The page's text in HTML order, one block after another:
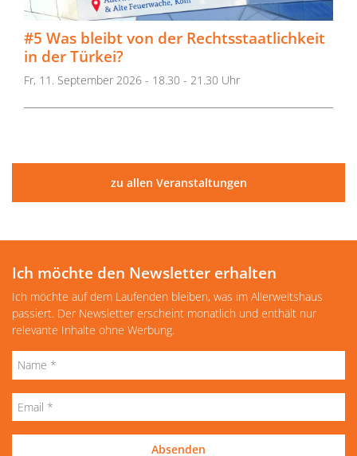
#5 Was bleibt von der Rechtsstaatlichkeit
in der Türkei?
Fr, 11. September 2026 - 18.30 - 21.30 Uhr
zu allen Veranstaltungen
Ich möchte den Newsletter erhalten
Ich möchte auf dem Laufenden bleiben, was im Allerweltshaus
passiert. Der Newsletter erscheint monatlich und enthält nur
relevante Inhalte ohne Werbung.
Absenden